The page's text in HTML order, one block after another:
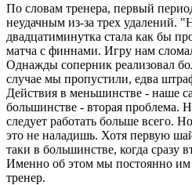
По словам тренера, первый
неудачным из-за трех удалений.
двадцатиминутка стала как бы
матча с финнами. Игру нам
Однажды соперник реализовал
случае мы пропустили, едва
Действия в меньшинстве - наше
большинстве - вторая проблема.
следует работать больше всего.
это не наладишь. Хотя первую
таки в большинстве, когда сразу
Именно об этом мы постоянно
тренер.